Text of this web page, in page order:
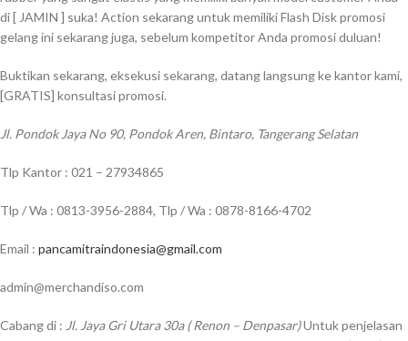
di [ JAMIN ] suka! Action sekarang untuk memiliki Flash Disk promosi
gelang ini sekarang juga, sebelum kompetitor Anda promosi duluan!
Buktikan sekarang, eksekusi sekarang, datang langsung ke kantor kami,
[GRATIS] konsultasi promosi.
Jl. Pondok Jaya No 90, Pondok Aren, Bintaro, Tangerang Selatan
Tlp Kantor : 021 – 27934865
Tlp / Wa : 0813-3956-2884, Tlp / Wa : 0878-8166-4702
Email : pancamitraindonesia@gmail.com
admin@merchandiso.com
Cabang di : Jl. Jaya Gri Utara 30a ( Renon – Denpasar)Untuk penjelasan